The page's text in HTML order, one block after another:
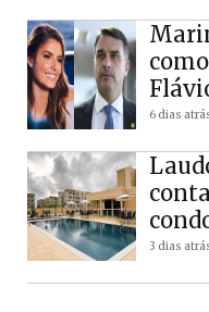
6 dias
3 dias